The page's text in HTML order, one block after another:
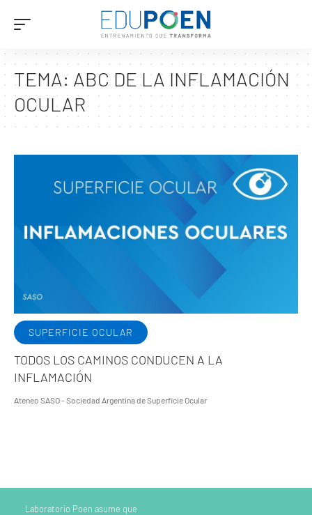
TEMA: ABC DE LA INFLAMACIÓN
OCULAR
SUPERFICIE OCULAR
TODOS LOS CAMINOS CONDUCEN A LA
INFLAMACIÓN
Ateneo SASO - Sociedad Argentina de Superficie Ocular
Laboratorio Poen asume que